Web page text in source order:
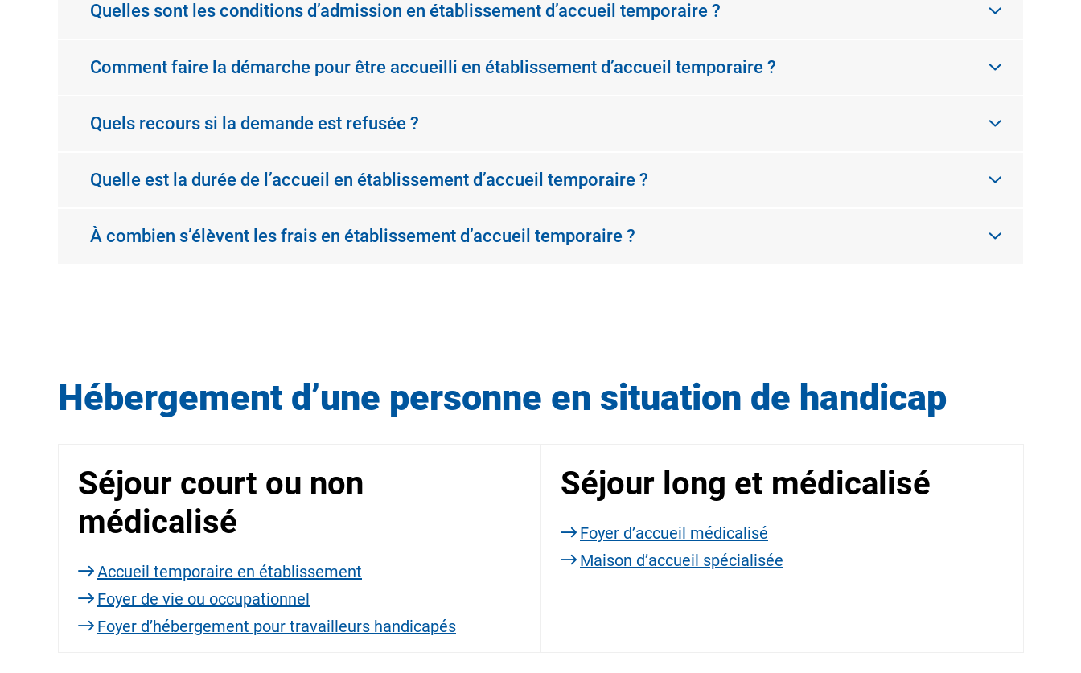
Quelles sont les conditions d’admission en établissement d’accueil temporaire ?
Comment faire la démarche pour être accueilli en établissement d’accueil temporaire ?
Quels recours si la demande est refusée ?
Quelle est la durée de l’accueil en établissement d’accueil temporaire ?
À combien s’élèvent les frais en établissement d’accueil temporaire ?
Hébergement d’une personne en situation de handicap
Séjour court ou non
médicalisé
Accueil temporaire en établissement
Foyer de vie ou occupationnel
Foyer d’hébergement pour travailleurs handicapés
Séjour long et médicalisé
Foyer d’accueil médicalisé
Maison d’accueil spécialisée